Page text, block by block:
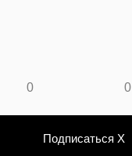
0 0
Подписаться X